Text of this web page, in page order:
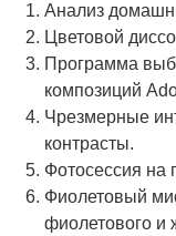
Анализ
Цветовой
Программа
композиций
Чрезмерные
контрасты.
Фотосессия на
Фиолетовый
фиолетового и